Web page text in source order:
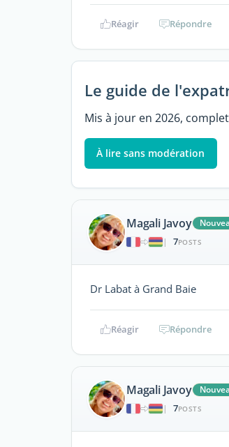
Réagir Répondre
Le guide de
Mis à jour en 2026,
À lire sans modération
Magali Javoy
|
7POSTS
Dr Labat à Grand Baie
Réagir Répondre
Magali Javoy
|
7POSTS